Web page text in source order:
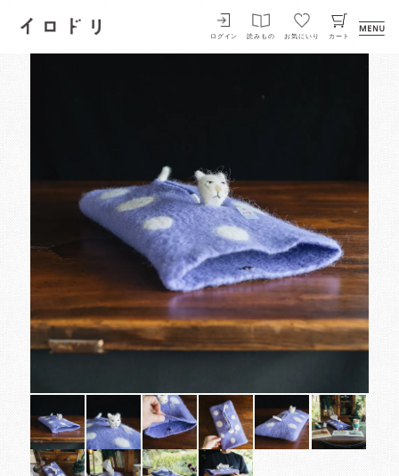
イロドリ
ログイン 読みもの お気にいり カート